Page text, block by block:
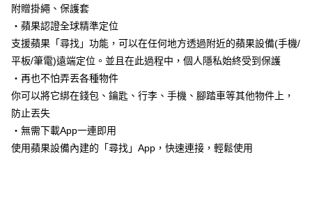
附贈掛繩、保護套
・蘋果認證全球精準定位
支援蘋果「尋找」功能，可以在任何地方透過附近的蘋果設備(手機/
平板/筆電)遠端定位。並且在此過程中，個人隱私始終受到保護
・再也不怕弄丟各種物件
你可以將它綁在錢包、鑰匙、行李、手機、腳踏車等其他物件上，
防止丟失
・無需下載App一連即用
使用蘋果設備內建的「尋找」App，快速連接，輕鬆使用